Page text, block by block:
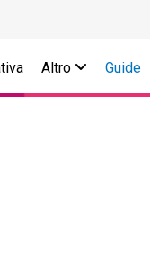
Altro Guide